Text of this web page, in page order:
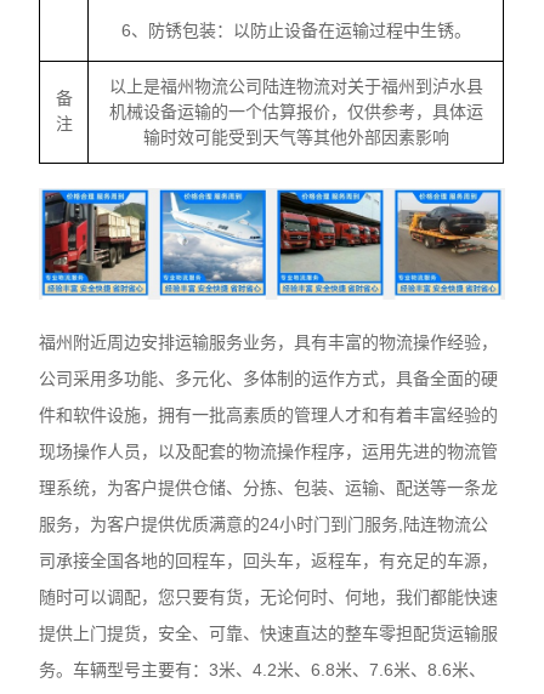
6、防锈包装：以防止设备在运输过程中生锈。
备
注
以上是福州物流公司陆连物流对关于福州到泸水县
机械设备运输的一个估算报价，仅供参考，具体运
输时效可能受到天气等其他外部因素影响
福州附近周边安排运输服务业务，具有丰富的物流操作经验，
公司采用多功能、多元化、多体制的运作方式，具备全面的硬
件和软件设施，拥有一批高素质的管理人才和有着丰富经验的
现场操作人员，以及配套的物流操作程序，运用先进的物流管
理系统，为客户提供仓储、分拣、包装、运输、配送等一条龙
服务，为客户提供优质满意的24小时门到门服务,陆连物流公
司承接全国各地的回程车，回头车，返程车，有充足的车源，
随时可以调配，您只要有货，无论何时、何地，我们都能快速
提供上门提货，安全、可靠、快速直达的整车零担配货运输服
务。车辆型号主要有：3米、4.2米、6.8米、7.6米、8.6米、